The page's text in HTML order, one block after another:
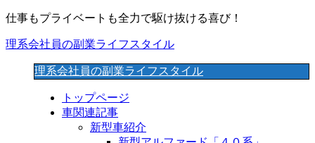
仕事もプライベートも全力で駆け抜ける喜び！
理系会社員の副業ライフスタイル
理系会社員の副業ライフスタイル
トップページ
車関連記事
新型車紹介